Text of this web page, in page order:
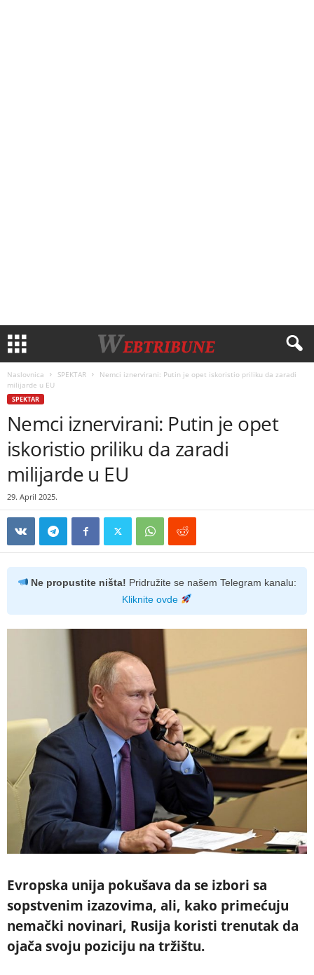
Naslovnica SPEKTAR
Nemci iznervirani: Putin je opet iskoristio priliku da zaradi
milijarde u EU
SPEKTAR
Nemci iznervirani: Putin je opet
iskoristio priliku da zaradi
milijarde u EU
29. April 2025.
Ne propustite ništa! Pridružite se našem Telegram kanalu:
Kliknite ovde
Evropska unija pokušava da se izbori sa
sopstvenim izazovima, ali, kako primećuju
nemački novinari, Rusija koristi trenutak da
ojača svoju poziciju na tržištu.